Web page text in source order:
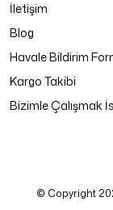
İletişim
Blog
Havale Bildirim
Kargo Takibi
Bizimle Çalışmak
© Copyright